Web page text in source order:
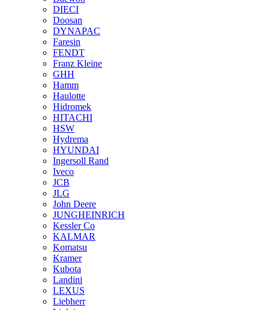
DIECI
Doosan
DYNAPAC
Faresin
FENDT
Franz Kleine
GHH
Hamm
Haulotte
Hidromek
HITACHI
HSW
Hydrema
HYUNDAI
Ingersoll Rand
Iveco
JCB
JLG
John Deere
JUNGHEINRICH
Kessler Co
KALMAR
Komatsu
Kramer
Kubota
Landini
LEXUS
Liebherr